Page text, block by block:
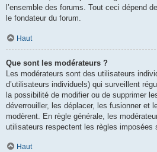
l’ensemble des forums. Tout ceci dépend
le fondateur du forum.
Haut
Que sont les modérateurs ?
Les modérateurs sont des utilisateurs
d’utilisateurs individuels) qui surveillent
la possibilité de modifier ou de supprimer
déverrouiller, les déplacer, les fusionner et
modèrent. En règle générale, les
utilisateurs respectent les règles imposées
Haut